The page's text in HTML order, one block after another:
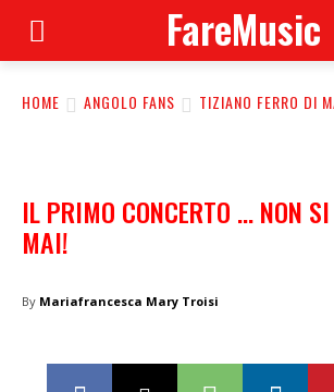
FareMusic
HOME ANGOLO FANS TIZIANO FERRO DI
IL PRIMO CONCERTO … NON
MAI!
By Mariafrancesca Mary Troisi